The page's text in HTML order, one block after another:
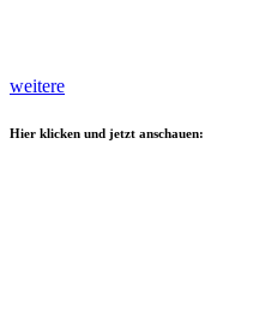
weitere
Hier klicken und jetzt anschauen: